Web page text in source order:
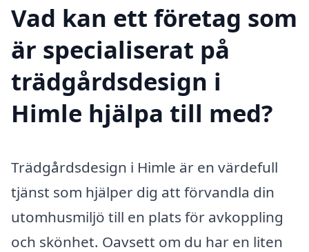
Vad kan ett företag som
är specialiserat på
trädgårdsdesign i
Himle hjälpa till med?
Trädgårdsdesign i Himle är en värdefull
tjänst som hjälper dig att förvandla din
utomhusmiljö till en plats för avkoppling
och skönhet. Oavsett om du har en liten